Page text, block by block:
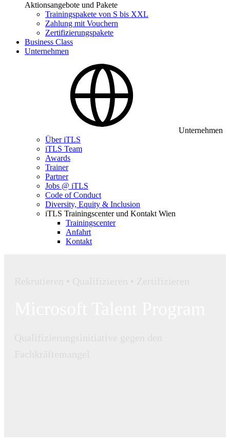
Aktionsangebote und Pakete
Trainingspakete von S bis XXL
Zahlung mit Vouchern
Zertifizierungspakete
Business Class
Unternehmen
Unternehmen
Über iTLS
iTLS Team
Awards
Trainer
Partner
Jobs @ iTLS
Code of Conduct
Diversity, Equity & Inclusion
iTLS Trainingscenter und Kontakt Wien
Trainingscenter
Anfahrt
Kontakt
Rekrutieren • Qualifizieren • Zertifizieren
Qualifizierungsinitiative gegen den
Fachkräftemangel